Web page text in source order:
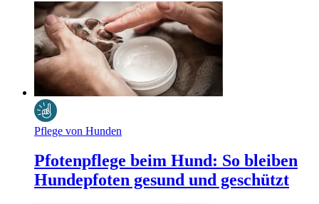
Pflege von Hunden
Pfotenpflege beim Hund: So bleiben
Hundepfoten gesund und geschützt